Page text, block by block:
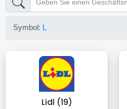
Symbol: L
Lidl (19)